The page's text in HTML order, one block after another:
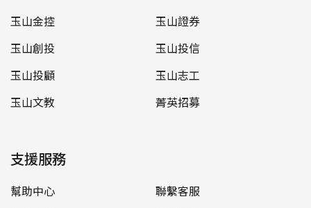
玉山金控
玉山證券
玉山創投
玉山投信
玉山投顧
玉山志工
玉山文教
菁英招募
支援服務
幫助中心
聯繫客服